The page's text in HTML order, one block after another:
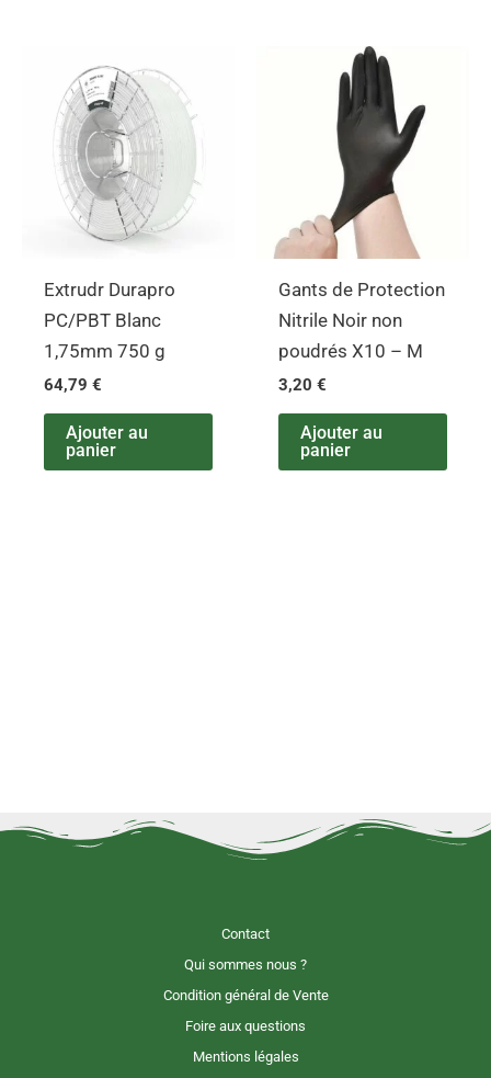
Extrudr Durapro
PC/PBT Blanc
1,75mm 750 g
64,79€
Ajouter au
panier
Gants de Protection
Nitrile Noir non
poudrés X10 – M
3,20€
Ajouter au
panier
Contact
Qui sommes nous ?
Condition général de Vente
Foire aux questions
Mentions légales